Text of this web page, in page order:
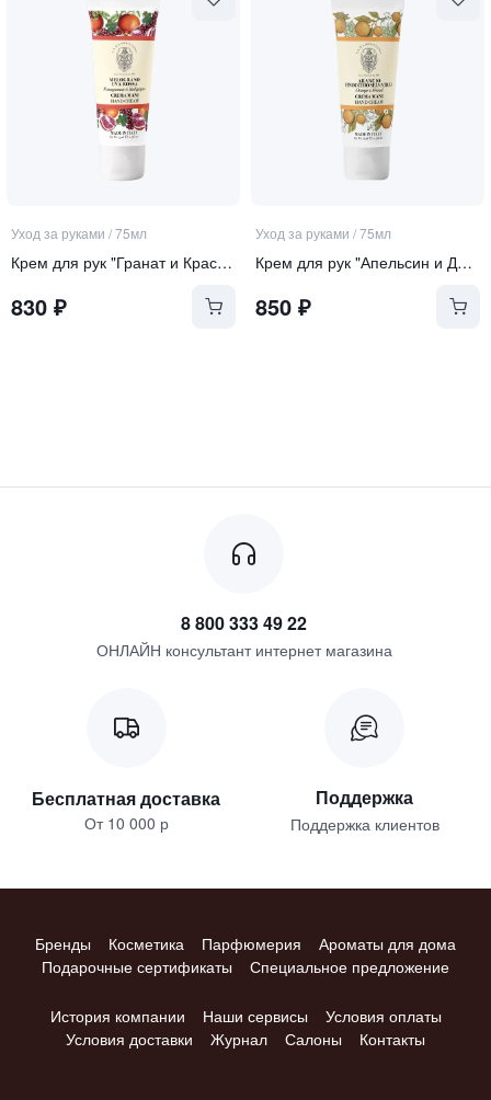
Уход за руками /75мл
Крем для рук "Гранат и Красный Виноград"
830 ₽
Уход за руками /75мл
Крем для рук "Апельсин и Дикий Фенхель"
850₽
8 800 333 49 22
ОНЛАЙН консультант интернет магазина
Бесплатная доставка
От 10 000 р
Поддержка
Поддержка клиентов
Бренды Косметика Парфюмерия
Ароматы для дома
Подарочные сертификаты
Специальное предложение
История компании Наши сервисы
Условия оплаты
Условия доставки
Журнал Салоны Контакты